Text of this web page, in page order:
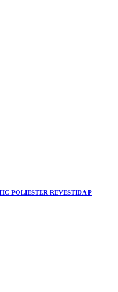
POLIESTER REVESTIDA P